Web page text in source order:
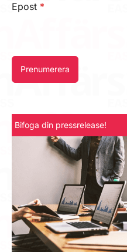
Epost *
Prenumerera
Bifoga din pressrelease!